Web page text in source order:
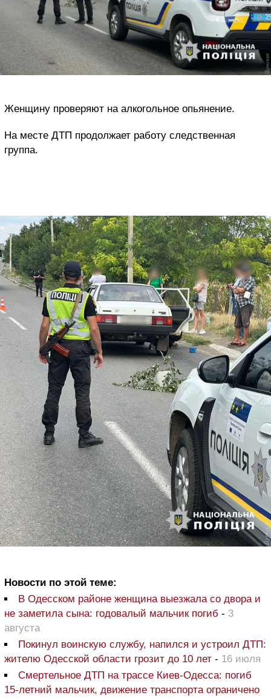
Женщину проверяют на алкогольное опьянение.
На месте ДТП продолжает работу следственная
группа.
Новости по этой теме:
В Одесском районе женщина выезжала со двора и
не заметила сына: годовалый мальчик погиб - 3
августа
Покинул воинскую службу, напился и устроил ДТП:
жителю Одесской области грозит до 10 лет - 16 июля
Смертельное ДТП на трассе Киев-Одесса: погиб
15-летний мальчик, движение транспорта ограничено